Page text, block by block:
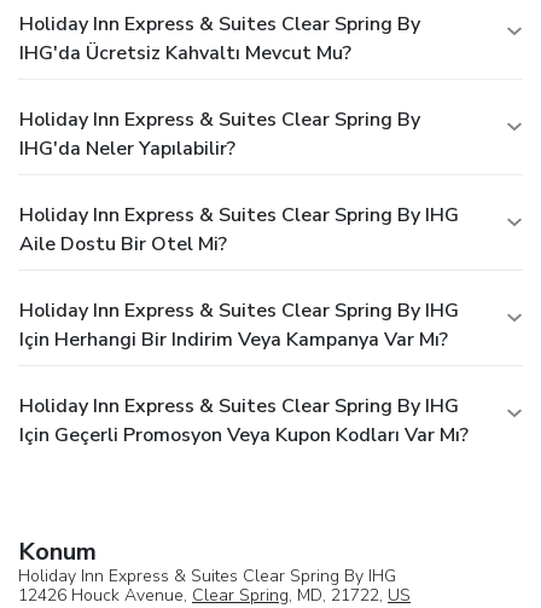
Holiday Inn Express & Suites Clear Spring By
IHG'da Ücretsiz Kahvaltı Mevcut Mu?
Holiday Inn Express & Suites Clear Spring By
IHG'da Neler Yapılabilir?
Holiday Inn Express & Suites Clear Spring By IHG
Aile Dostu Bir Otel Mi?
Holiday Inn Express & Suites Clear Spring By IHG
Için Herhangi Bir Indirim Veya Kampanya Var Mı?
Holiday Inn Express & Suites Clear Spring By IHG
Için Geçerli Promosyon Veya Kupon Kodları Var Mı?
Konum
Holiday Inn Express & Suites Clear Spring By IHG
12426 Houck Avenue, Clear Spring, MD, 21722, US